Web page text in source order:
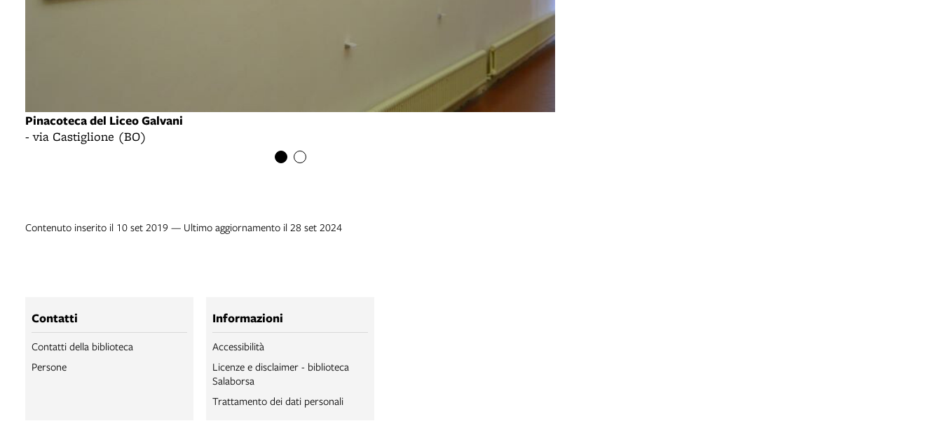
Pinacoteca del Liceo Galvani
- via Castiglione (BO)
Contenuto inserito il 10 set 2019 — Ultimo aggiornamento il 28 set 2024
Contatti
Contatti della biblioteca
Persone
Informazioni
Accessibilità
Licenze e disclaimer - biblioteca
Salaborsa
Trattamento dei dati personali